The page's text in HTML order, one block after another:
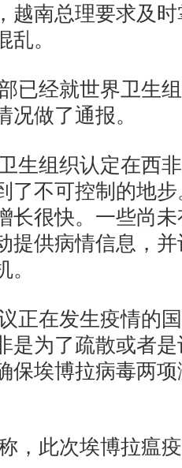
越南总理要求及
。
已经就世界卫生
做了通报。
生组织认定在西
了不可控制的地
长很快。一些尚
提供病情信息，
正在发生疫情的
是为了疏散或者
保埃博拉病毒两
，此次埃博拉瘟